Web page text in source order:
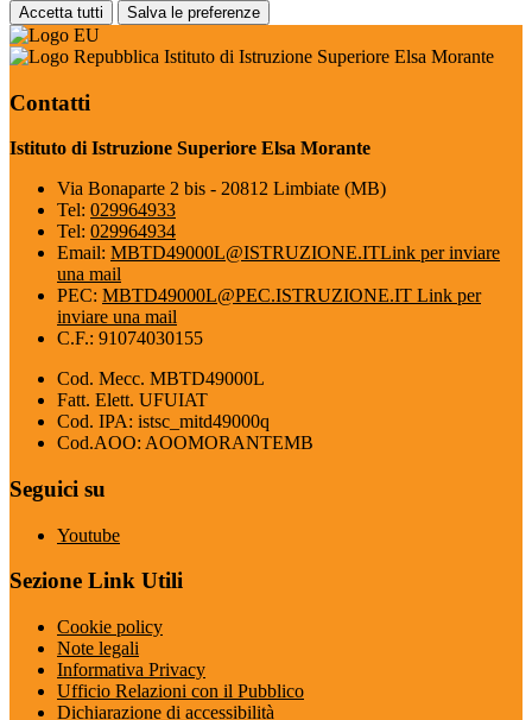
Accetta tutti Salva le preferenze
Istituto di Istruzione Superiore Elsa Morante
Contatti
Istituto di Istruzione Superiore Elsa Morante
Via Bonaparte 2 bis - 20812 Limbiate (MB)
Tel: 029964933
Tel: 029964934
Email: MBTD49000L@ISTRUZIONE.ITLink per inviare
una mail
PEC: MBTD49000L@PEC.ISTRUZIONE.IT Link per
inviare una mail
C.F.: 91074030155
Cod. Mecc. MBTD49000L
Fatt. Elett. UFUIAT
Cod. IPA: istsc_mitd49000q
Cod.AOO: AOOMORANTEMB
Seguici su
Youtube
Sezione Link Utili
Cookie policy
Note legali
Informativa Privacy
Ufficio Relazioni con il Pubblico
Dichiarazione di accessibilità